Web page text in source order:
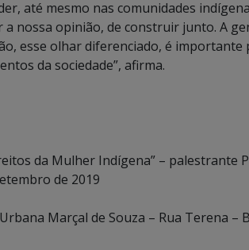
até mesmo nas comunidades
a nossa opinião, de construir junto. A
esse olhar diferenciado, é
da sociedade”, afirma.
da Mulher Indígena” – palestrante
de 2019
Marçal de Souza – Rua Terena